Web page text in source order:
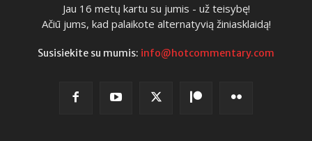
Jau 16 metų kartu su jumis - už teisybę!
Ačiū jums, kad palaikote alternatyvią žiniasklaidą!
Susisiekite su mumis: info@hotcommentary.com